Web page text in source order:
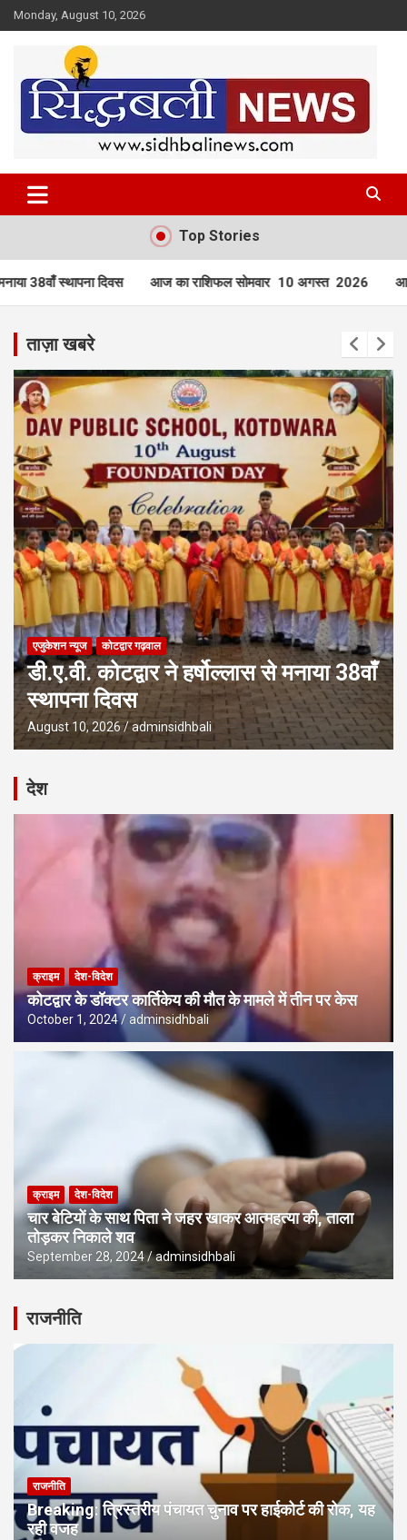
Skip
to
Monday, August 10, 2026
Sidhbali News
Top Stories
का राशिफल सोमवार 10 अगस्त 2026 आज का राशिफल रविवार 09
ताज़ा खबरे
एजुकेशन न्‍यूज कोटद्वार गढ़वाल
डी.ए.वी. कोटद्वार ने हर्षोल्लास से मनाया 38वाँ
स्थापना दिवस
August 10, 2026 adminsidhbali
देश
क्राइम देश-विदेश
कोटद्वार के डॉक्टर कार्तिकेय की मौत के मामले में तीन पर केस
October 1, 2024 adminsidhbali
क्राइम देश-विदेश
चार बेटियों के साथ पिता ने जहर खाकर आत्महत्या की, ताला
तोड़कर निकाले शव
September 28, 2024 adminsidhbali
राजनीति
राजनीति
Breaking: त्रिस्तरीय पंचायत चुनाव पर हाईकोर्ट की रोक, यह
रही वजह